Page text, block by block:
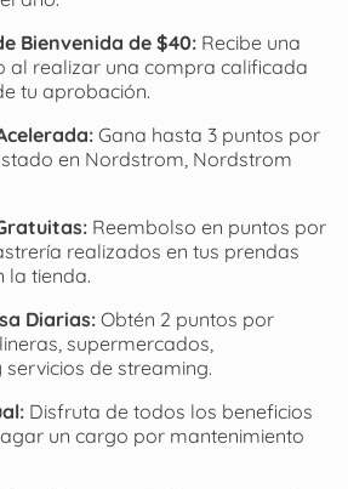
Bienvenida de $40:Recibe una
al realizar una compra calificada
tu aprobación.
Gana hasta 3 puntos por
en Nordstrom, Nordstrom
Reembolso en puntos por
realizados en tus prendas
la tienda.
Diarias:Obtén 2 puntos por
supermercados,
de streaming.
Disfruta de todos los beneficios
un cargo por mantenimiento